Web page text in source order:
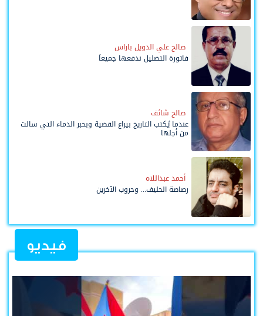
صالح علي الدويل باراس
فاتورة التضليل ندفعها جميعاً
صالح شائف
عندما يُكتب التاريخ بيراع القضية وبحبر الدماء التي سالت
من أجلها
أحمد عبداللاه
رصاصة الحليف... وحروب الآخرين
فيديو